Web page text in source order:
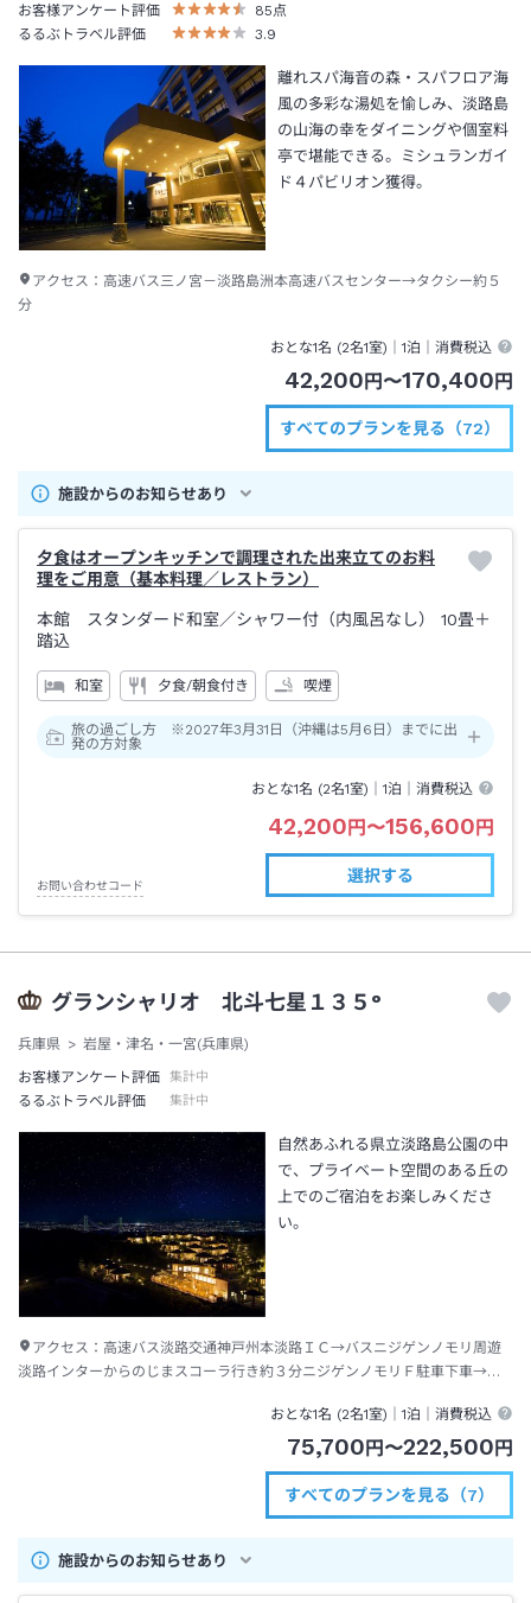
お客様アンケート評価
85 点
るるぶトラベル評価
3.9
離れスパ海音の森・スパフロア海
風の多彩な湯処を愉しみ、淡路島
の山海の幸をダイニングや個室料
亭で堪能できる。ミシュランガイ
ド４パビリオン獲得。
アクセス： 高速バス三ノ宮－淡路島洲本高速バスセンター→タクシー約５
分
おとな1名 (2名1室)｜1泊 ｜消費税込
42,200 円 〜170,400 円
すべてのプランを見る（72）
施設からのお知らせあり
夕食はオープンキッチンで調理された出来立てのお料
理をご用意（基本料理／レストラン）
本館 スタンダード和室／シャワー付（内風呂なし） 10畳＋
踏込
和室 夕食/朝食付き 喫煙
旅の過ごし方 ※2027年3月31日（沖縄は5月6日）までに出
発の方対象
おとな1名 (2名1室)｜1泊 ｜消費税込
42,200 円 〜156,600 円
お問い合わせコード
選択する
グランシャリオ 北斗七星１３５°
兵庫県
岩屋・津名・一宮(兵庫県)
お客様アンケート評価
集計中
るるぶトラベル評価 集計中
自然あふれる県立淡路島公園の中
で、プライベート空間のある丘の
上でのご宿泊をお楽しみくださ
い。
アクセス： 高速バス淡路交通神戸州本淡路ＩＣ→バスニジゲンノモリ周遊
淡路インターからのじまスコーラ行き約３分ニジゲンノモリＦ駐車下車→徒
おとな1名 (2名1室)｜1泊 ｜消費税込
75,700 円 〜222,500 円
すべてのプランを見る（7）
施設からのお知らせあり